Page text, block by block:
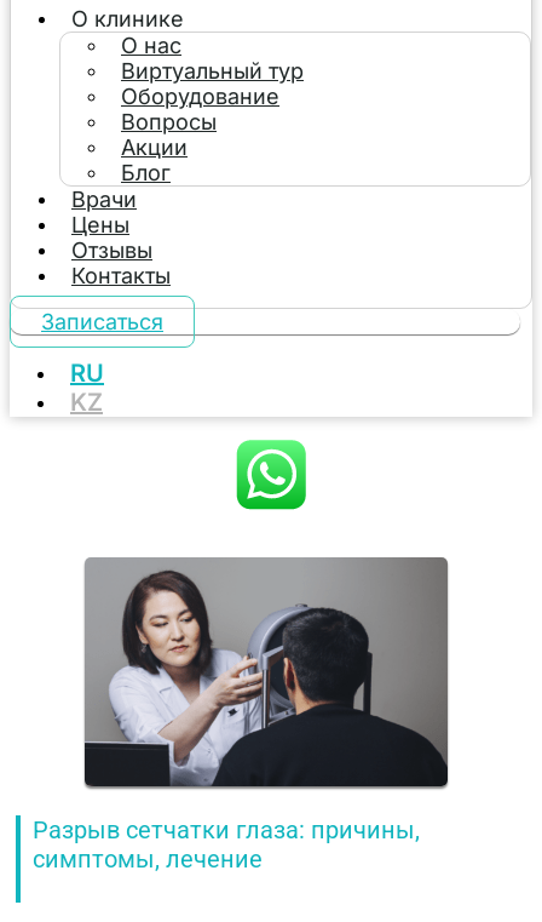
О клинике
О нас
Виртуальный тур
Оборудование
Вопросы
Акции
Блог
Врачи
Цены
Отзывы
Контакты
Записаться
RU
KZ
Разрыв сетчатки глаза: причины,
симптомы, лечение